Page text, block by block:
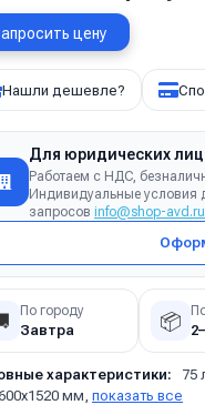
цену
Нашли дешевле?
Для юридических лиц
Работаем с НДС,
Индивидуальные условия
запросов info@shop-avd.ru
По городу
Завтра 📦
характеристики:
75
мм, показать все